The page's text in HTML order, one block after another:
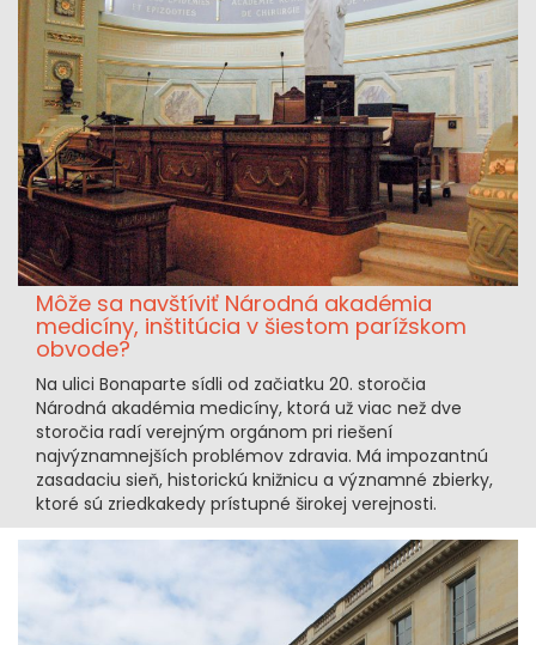
Môže sa navštíviť Národná akadémia
medicíny, inštitúcia v šiestom parížskom
obvode?
Na ulici Bonaparte sídli od začiatku 20. storočia
Národná akadémia medicíny, ktorá už viac než dve
storočia radí verejným orgánom pri riešení
najvýznamnejších problémov zdravia. Má impozantnú
zasadaciu sieň, historickú knižnicu a významné zbierky,
ktoré sú zriedkakedy prístupné širokej verejnosti.